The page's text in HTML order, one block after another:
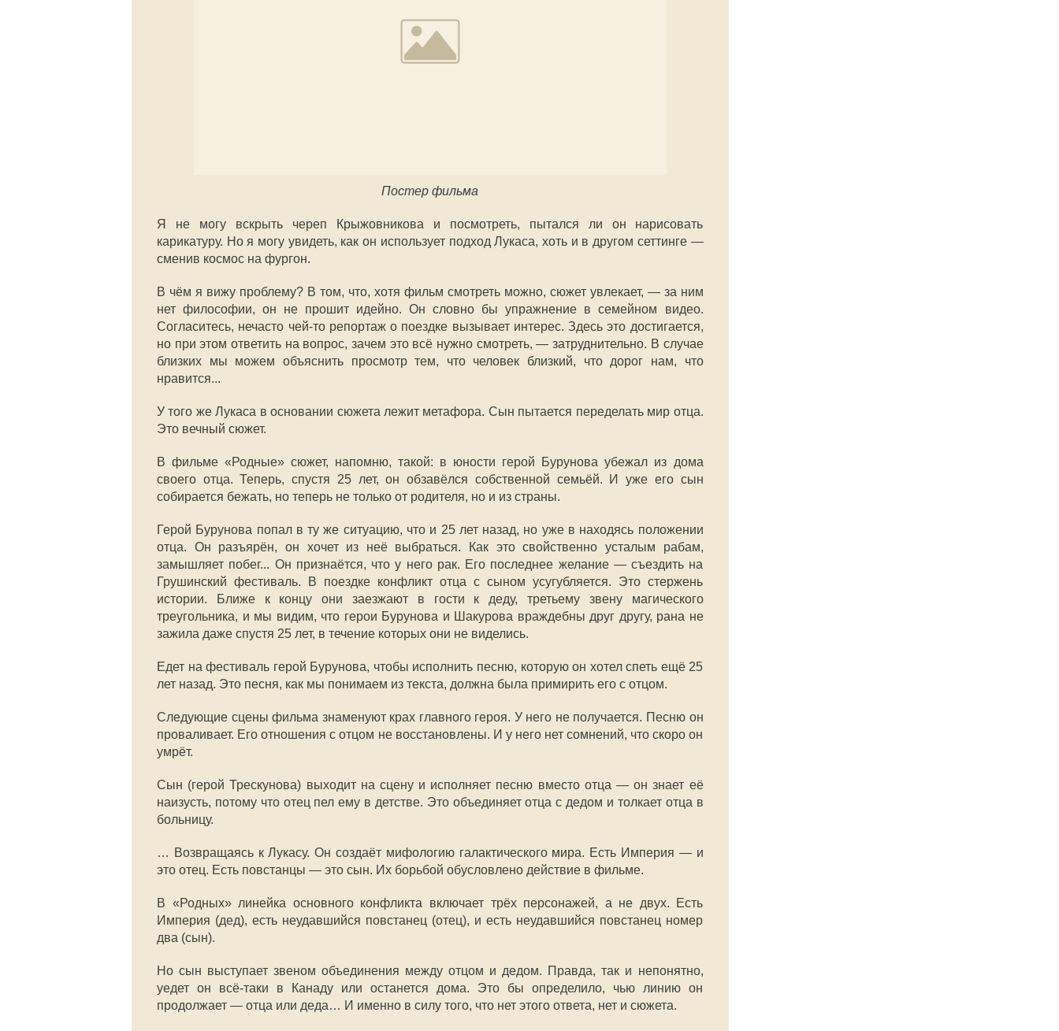
Постер фильма
Я не могу вскрыть череп Крыжовникова и посмотреть, пытался ли он нарисовать
карикатуру. Но я могу увидеть, как он использует подход Лукаса, хоть и в другом сеттинге —
сменив космос на фургон.
В чём я вижу проблему? В том, что, хотя фильм смотреть можно, сюжет увлекает, — за ним
нет философии, он не прошит идейно. Он словно бы упражнение в семейном видео.
Согласитесь, нечасто чей-то репортаж о поездке вызывает интерес. Здесь это достигается,
но при этом ответить на вопрос, зачем это всё нужно смотреть, — затруднительно. В случае
близких мы можем объяснить просмотр тем, что человек близкий, что дорог нам, что
нравится...
У того же Лукаса в основании сюжета лежит метафора. Сын пытается переделать мир отца.
Это вечный сюжет.
В фильме «Родные» сюжет, напомню, такой: в юности герой Бурунова убежал из дома
своего отца. Теперь, спустя 25 лет, он обзавёлся собственной семьёй. И уже его сын
собирается бежать, но теперь не только от родителя, но и из страны.
Герой Бурунова попал в ту же ситуацию, что и 25 лет назад, но уже в находясь положении
отца. Он разъярён, он хочет из неё выбраться. Как это свойственно усталым рабам,
замышляет побег... Он признаётся, что у него рак. Его последнее желание — съездить на
Грушинский фестиваль. В поездке конфликт отца с сыном усугубляется. Это стержень
истории. Ближе к концу они заезжают в гости к деду, третьему звену магического
треугольника, и мы видим, что герои Бурунова и Шакурова враждебны друг другу, рана не
зажила даже спустя 25 лет, в течение которых они не виделись.
Едет на фестиваль герой Бурунова, чтобы исполнить песню, которую он хотел спеть ещё 25
лет назад. Это песня, как мы понимаем из текста, должна была примирить его с отцом.
Следующие сцены фильма знаменуют крах главного героя. У него не получается. Песню он
проваливает. Его отношения с отцом не восстановлены. И у него нет сомнений, что скоро он
умрёт.
Сын (герой Трескунова) выходит на сцену и исполняет песню вместо отца — он знает её
наизусть, потому что отец пел ему в детстве. Это объединяет отца с дедом и толкает отца в
больницу.
… Возвращаясь к Лукасу. Он создаёт мифологию галактического мира. Есть Империя — и
это отец. Есть повстанцы — это сын. Их борьбой обусловлено действие в фильме.
В «Родных» линейка основного конфликта включает трёх персонажей, а не двух. Есть
Империя (дед), есть неудавшийся повстанец (отец), и есть неудавшийся повстанец номер
два (сын).
Но сын выступает звеном объединения между отцом и дедом. Правда, так и непонятно,
уедет он всё-таки в Канаду или останется дома. Это бы определило, чью линию он
продолжает — отца или деда… И именно в силу того, что нет этого ответа, нет и сюжета.